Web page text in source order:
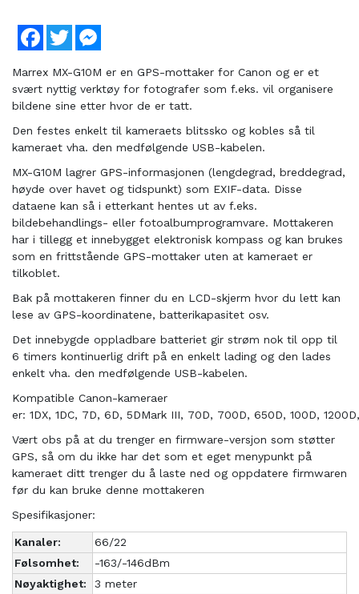
Facebook
Twitter
Marrex MX-G10M er en GPS-mottaker for Canon og er et
svært nyttig verktøy for fotografer som f.eks. vil organisere
bildene sine etter hvor de er tatt.
Den festes enkelt til kameraets blitssko og kobles så til
kameraet vha. den medfølgende USB-kabelen.
MX-G10M lagrer GPS-informasjonen (lengdegrad, breddegrad,
høyde over havet og tidspunkt) som EXIF-data. Disse
dataene kan så i etterkant hentes ut av f.eks.
bildebehandlings- eller fotoalbumprogramvare. Mottakeren
har i tillegg et innebygget elektronisk kompass og kan brukes
som en frittstående GPS-mottaker uten at kameraet er
tilkoblet.
Bak på mottakeren finner du en LCD-skjerm hvor du lett kan
lese av GPS-koordinatene, batterikapasitet osv.
Det innebygde oppladbare batteriet gir strøm nok til opp til
6 timers kontinuerlig drift på en enkelt lading og den lades
enkelt vha. den medfølgende USB-kabelen.
Kompatible Canon-kameraer
er: 1DX, 1DC, 7D, 6D, 5DMark III, 70D, 700D, 650D, 100D,
Vært obs på at du trenger en firmware-versjon som støtter
GPS, så om du ikke har det som et eget menypunkt på
kameraet ditt trenger du å laste ned og oppdatere firmwaren
før du kan bruke denne mottakeren
Spesifikasjoner:
Kanaler:
66/22
Følsomhet:
-163/-146dBm
Nøyaktighet:
3 meter